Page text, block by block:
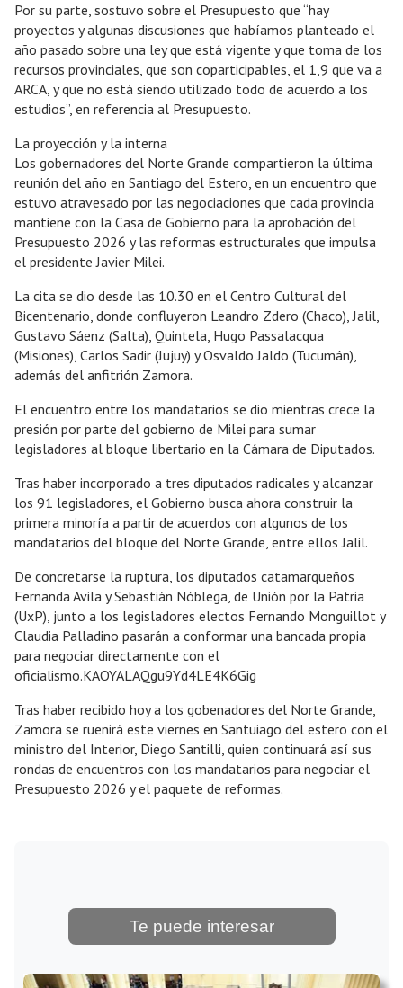
Por su parte, sostuvo sobre el Presupuesto que “hay
proyectos y algunas discusiones que habíamos planteado el
año pasado sobre una ley que está vigente y que toma de los
recursos provinciales, que son coparticipables, el 1,9 que va a
ARCA, y que no está siendo utilizado todo de acuerdo a los
estudios”, en referencia al Presupuesto.
La proyección y la interna
Los gobernadores del Norte Grande compartieron la última
reunión del año en Santiago del Estero, en un encuentro que
estuvo atravesado por las negociaciones que cada provincia
mantiene con la Casa de Gobierno para la aprobación del
Presupuesto 2026 y las reformas estructurales que impulsa
el presidente Javier Milei.
La cita se dio desde las 10.30 en el Centro Cultural del
Bicentenario, donde confluyeron Leandro Zdero (Chaco), Jalil,
Gustavo Sáenz (Salta), Quintela, Hugo Passalacqua
(Misiones), Carlos Sadir (Jujuy) y Osvaldo Jaldo (Tucumán),
además del anfitrión Zamora.
El encuentro entre los mandatarios se dio mientras crece la
presión por parte del gobierno de Milei para sumar
legisladores al bloque libertario en la Cámara de Diputados.
Tras haber incorporado a tres diputados radicales y alcanzar
los 91 legisladores, el Gobierno busca ahora construir la
primera minoría a partir de acuerdos con algunos de los
mandatarios del bloque del Norte Grande, entre ellos Jalil.
De concretarse la ruptura, los diputados catamarqueños
Fernanda Avila y Sebastián Nóblega, de Unión por la Patria
(UxP), junto a los legisladores electos Fernando Monguillot y
Claudia Palladino pasarán a conformar una bancada propia
para negociar directamente con el
oficialismo.KAOYALAQgu9Yd4LE4K6Gig
Tras haber recibido hoy a los gobenadores del Norte Grande,
Zamora se ruenirá este viernes en Santuiago del estero con el
ministro del Interior, Diego Santilli, quien continuará así sus
rondas de encuentros con los mandatarios para negociar el
Presupuesto 2026 y el paquete de reformas.
Te puede interesar